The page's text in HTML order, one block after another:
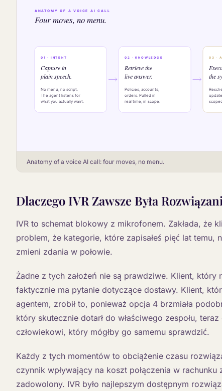
Anatomy of a voice AI call: four moves, no menu.
Dlaczego IVR Zawsze Była
IVR to schemat blokowy z mikrofonem. Zakłada, że
problem, że kategorie, które zapisałeś pięć lat
zmieni zdania w połowie.
Żadne z tych założeń nie są prawdziwe. Klient, który
faktycznie ma pytanie dotyczące dostawy. Klient,
agentem, zrobił to, ponieważ opcja 4 brzmiała
który skutecznie dotarł do właściwego zespołu,
człowiekowi, który mógłby go samemu sprawdzić.
Każdy z tych momentów to obciążenie czasu
czynnik wpływający na koszt połączenia w
zadowolony. IVR było najlepszym dostępnym